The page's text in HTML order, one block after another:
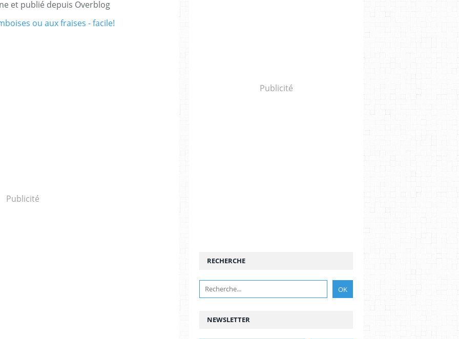
et publié depuis Overblog
Publicité
Publicité
NEWSLETTER
RECHERCHE